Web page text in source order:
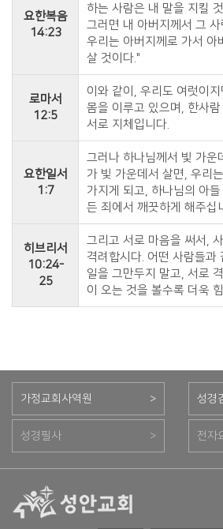
요한복음
14:23
하는 사람은 내 말을 지킬
그러면 내 아버지께서 그
우리는 아버지께로 가서 아
살 것이다."
로마서
12:5
이와 같이, 우리도 여럿이
몸을 이루고 있으며, 한사
서로 지체입니다.
요한일서
1:7
그러나 하나님께서 빛 가운
가 빛 가운데서 살면, 우리
가지게 되고, 하나님의 아
든 죄에서 깨끗하게 해주십
히브리서
10:24-
25
그리고 서로 마음을 써서,
격려합시다. 어떤 사람들과
일을 그만두지 말고, 서로
이 오는 것을 볼수록 더욱
가정교회사역원 > 성경
성경필사 > 전자